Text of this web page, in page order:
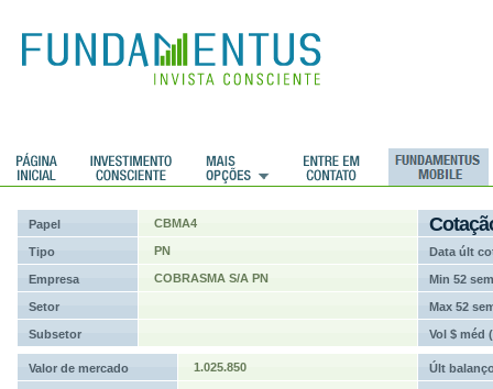
Papel CBMA4
Tipo PN Data últ
Empresa COBRASMA S/A PN Min 52 sem
Setor Max 52
Subsetor Vol $ méd
Valor de mercado 1.025.850 Últ